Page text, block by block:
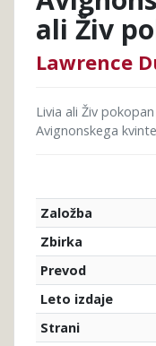
ali Živ
Lawrence
Livia ali Živ
Avignonskega
Založba
Zbirka
Prevod
Leto izdaje
Strani